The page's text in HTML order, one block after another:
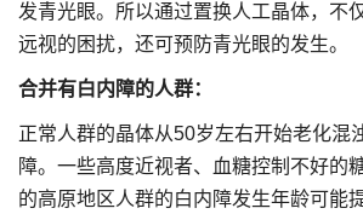
发青光眼。所以通过置换人工晶体，不
远视的困扰，还可预防青光眼的发生。
合并有白内障的人群：
正常人群的晶体从50岁左右开始老化混
障。一些高度近视者、血糖控制不好的
的高原地区人群的白内障发生年龄可能